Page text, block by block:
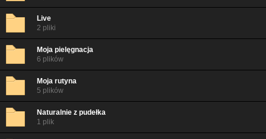
Live
2 pliki
Moja pielęgnacja
6 plików
Moja rutyna
5 plików
Naturalnie z pudełka
1 plik